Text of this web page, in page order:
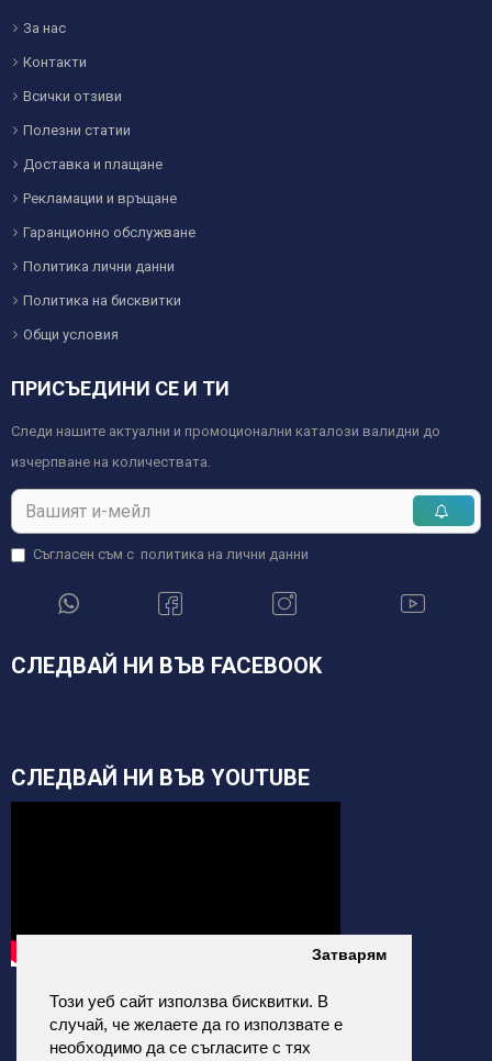
Този уеб сайт използва бисквитки. В
случай, че желаете да го използвате е
необходимо да се съгласите с тях
Затварям
За нас
Контакти
Всички отзиви
Полезни статии
Доставка и плащане
Рекламации и връщане
Гаранционно обслужване
Политика лични данни
Политика на бисквитки
Общи условия
ПРИСЪЕДИНИ СЕ И ТИ
Следи нашите актуални и промоционални каталози валидни до
изчерпване на количествата.
Съгласен съм с политика на лични данни
СЛЕДВАЙ НИ ВЪВ FACEBOOK
СЛЕДВАЙ НИ ВЪВ YOUTUBE